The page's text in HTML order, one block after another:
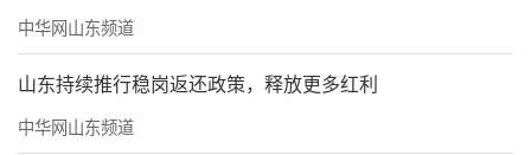
中华网山东频道
山东持续推行稳岗返还政策，释放更多红利
中华网山东频道